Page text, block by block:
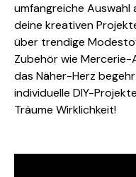
umfangreiche
deine kreativen
über trendige
Zubehör wie Mercerie-
das Näher-Herz
individuelle DIY-
Träume Wirklichkeit!